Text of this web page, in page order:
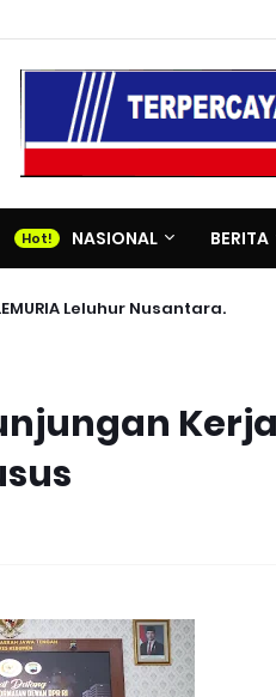
NASIONAL BERITA
Leluhur Nusantara.
Kerja